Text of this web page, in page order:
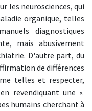
les neurosciences, qui
organique, telles
diagnostiques
mais abusivement
D'autre part, du
de différences
telles et respecter,
revendiquant une «
humains cherchant à